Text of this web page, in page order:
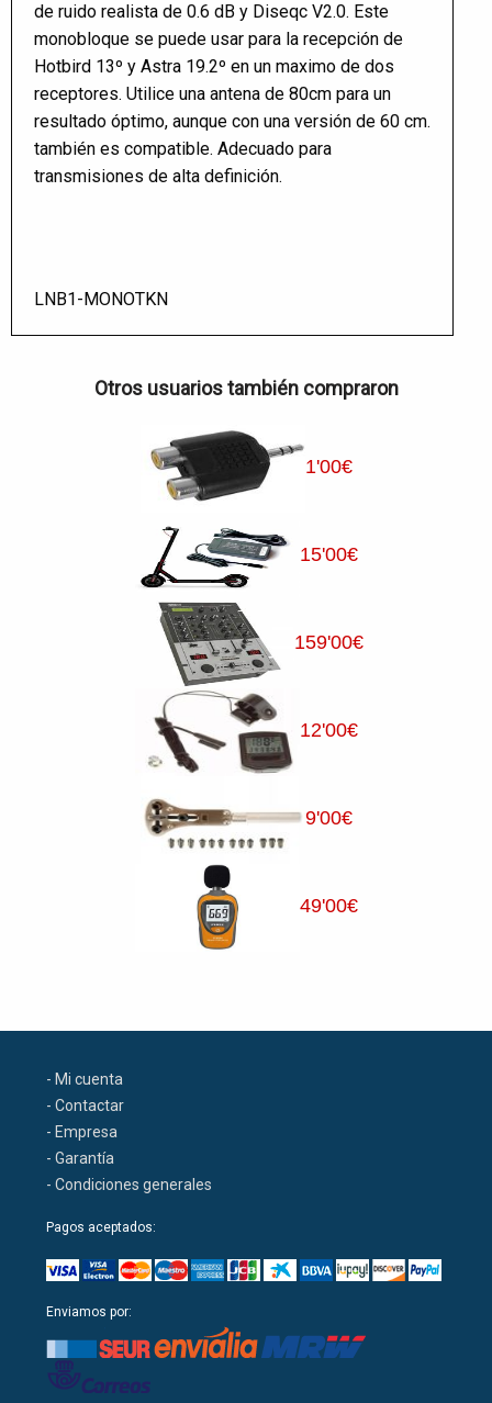
de ruido realista de 0.6 dB y Diseqc V2.0. Este
monobloque se puede usar para la recepción de
Hotbird 13º y Astra 19.2º en un maximo de dos
receptores. Utilice una antena de 80cm para un
resultado óptimo, aunque con una versión de 60 cm.
también es compatible. Adecuado para
transmisiones de alta definición.
LNB1-MONOTKN
Otros usuarios también compraron
1'00€
15'00€
159'00€
12'00€
9'00€
49'00€
- Mi cuenta
- Contactar
- Empresa
- Garantía
- Condiciones generales
Pagos aceptados:
Enviamos por: